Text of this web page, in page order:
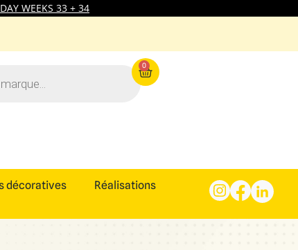
WEEKS 33 + 34
0
décoratives Réalisations